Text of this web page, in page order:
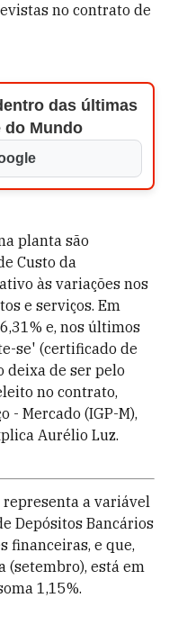
no contrato de
das últimas
do Mundo
planta são
Custo da
às variações nos
e serviços. Em
e, nos últimos
se' (certificado de
deixa de ser pelo
no contrato,
- Mercado (IGP-M),
Aurélio Luz.
representa a variável
Depósitos Bancários
financeiras, e que,
(setembro), está em
1,15%.